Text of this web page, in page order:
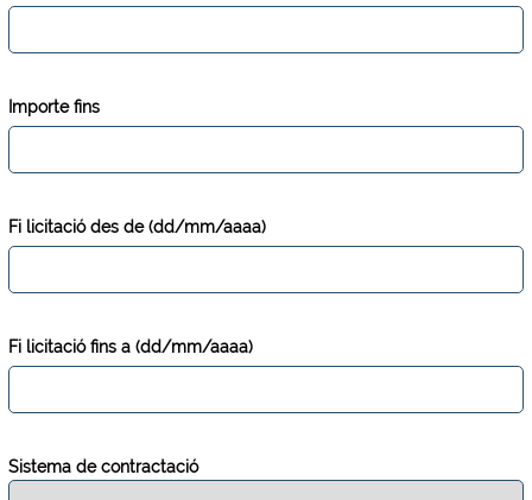
Importe fins
Fi licitació des de (dd/mm/aaaa)
Fi licitació fins a (dd/mm/aaaa)
Sistema de contractació